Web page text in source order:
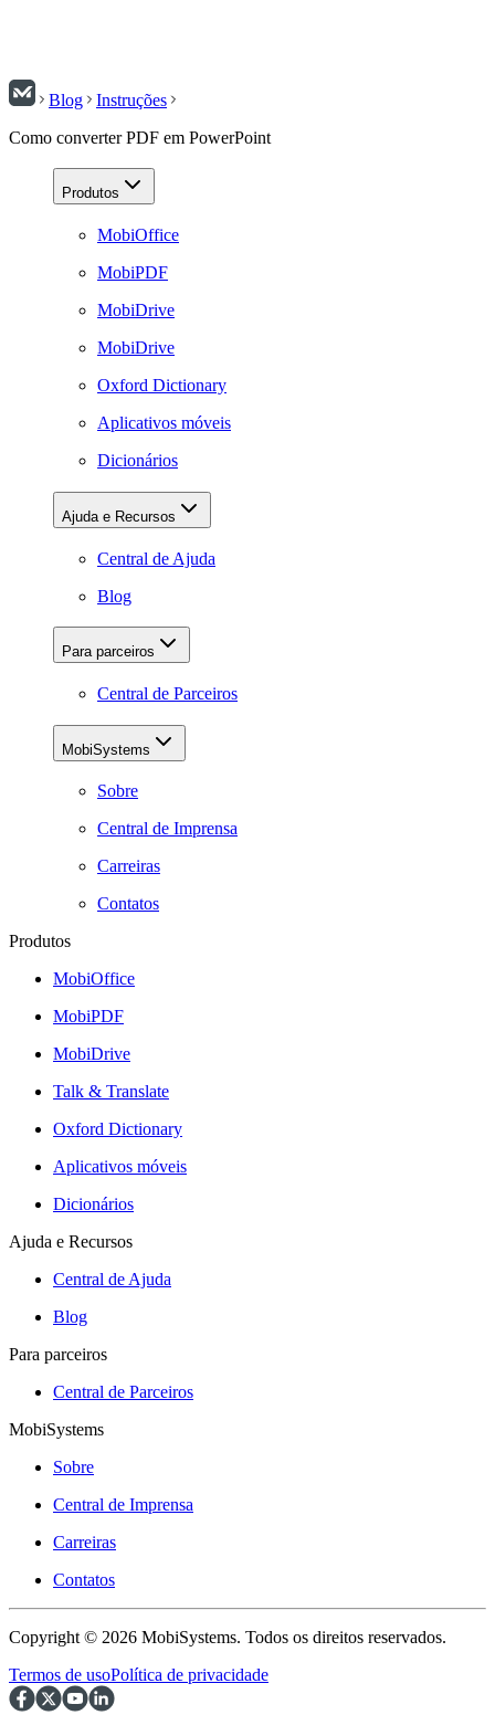
Blog
Instruções
Como converter PDF em PowerPoint
Produtos
MobiOffice
MobiPDF
MobiDrive
MobiDrive
Oxford Dictionary
Aplicativos móveis
Dicionários
Ajuda e Recursos
Central de Ajuda
Blog
Para parceiros
Central de Parceiros
MobiSystems
Sobre
Central de Imprensa
Carreiras
Contatos
Produtos
MobiOffice
MobiPDF
MobiDrive
Talk & Translate
Oxford Dictionary
Aplicativos móveis
Dicionários
Ajuda e Recursos
Central de Ajuda
Blog
Para parceiros
Central de Parceiros
MobiSystems
Sobre
Central de Imprensa
Carreiras
Contatos
Copyright © 2026 MobiSystems. Todos os direitos reservados.
Termos de usoPolítica de privacidade